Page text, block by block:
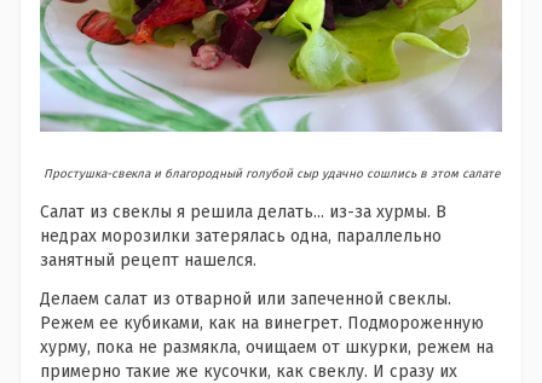
Простушка-свекла и благородный голубой сыр удачно сошлись в этом салате
Салат из свеклы я решила делать... из-за хурмы. В
недрах морозилки затерялась одна, параллельно
занятный рецепт нашелся.
Делаем салат из отварной или запеченной свеклы.
Режем ее кубиками, как на винегрет. Подмороженную
хурму, пока не размякла, очищаем от шкурки, режем на
примерно такие же кусочки, как свеклу. И сразу их